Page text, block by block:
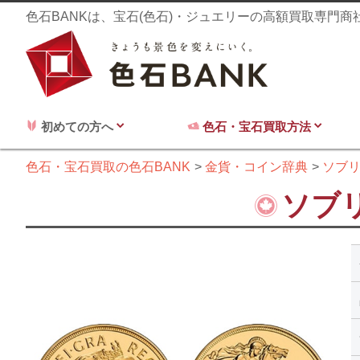
色石BANKは、宝石(色石)・ジュエリーの高額買取専門
初めての方へ 色石・宝石買取方法
色石・宝石買取の色石BANK 金貨・コイン辞典 ソブ
ソブ